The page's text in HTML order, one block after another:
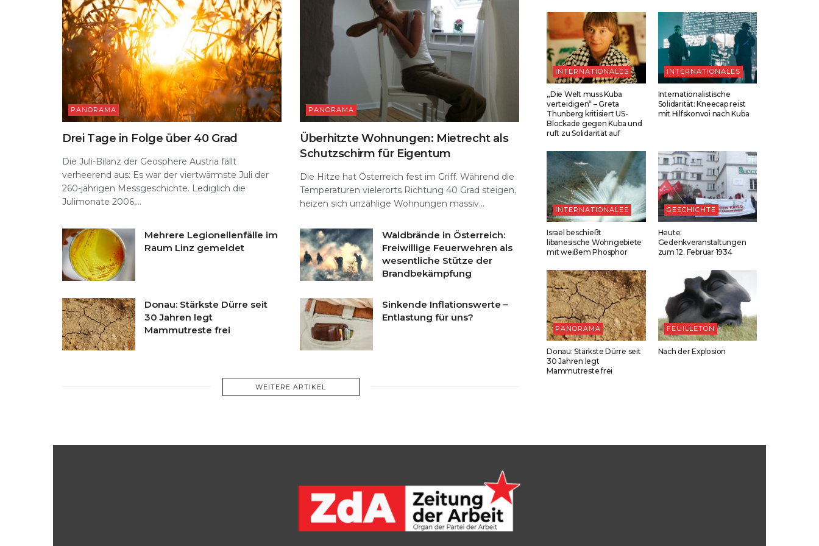
PANORAMA
Drei Tage in Folge über 40 Grad
Die Juli-Bilanz der Geosphere Austria fällt
verheerend aus: Es war der viertwärmste Juli der
260-jährigen Messgeschichte. Lediglich die
Julimonate 2006,...
PANORAMA
Überhitzte Wohnungen: Mietrecht als
Schutzschirm für Eigentum
Die Hitze hat Österreich fest im Griff. Während die
Temperaturen vielerorts Richtung 40 Grad steigen,
heizen sich unzählige Wohnungen massiv...
Mehrere Legionellenfälle im
Raum Linz gemeldet
Waldbrände in Österreich:
Freiwillige Feuerwehren als
wesentliche Stütze der
Brandbekämpfung
Donau: Stärkste Dürre seit
30 Jahren legt
Mammutreste frei
Sinkende Inflationswerte –
Entlastung für uns?
WEITERE ARTIKEL
INTERNATIONALES
„Die Welt muss Kuba
verteidigen“ – Greta
Thunberg kritisiert US-
Blockade gegen Kuba und
ruft zu Solidarität auf
INTERNATIONALES
Internationalistische
Solidarität: Kneecap reist
mit Hilfskonvoi nach Kuba
INTERNATIONALES
Israel beschießt
libanesische Wohngebiete
mit weißem Phosphor
GESCHICHTE
Heute:
Gedenkveranstaltungen
zum 12. Februar 1934
PANORAMA
Donau: Stärkste Dürre seit
30 Jahren legt
Mammutreste frei
FEUILLETON
Nach der Explosion